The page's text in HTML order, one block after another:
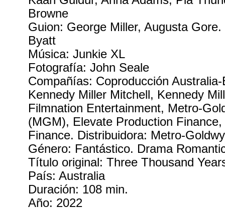
Browne
Guion: George Miller, Augusta
Byatt
Música: Junkie XL
Fotografía: John Seale
Compañías: Coproducción
Kennedy Miller Mitchell, Kennedy
Filmnation Entertainment, Metro-
(MGM), Elevate Production
Finance. Distribuidora: Metro-
Género: Fantástico. Drama
Título original: Three Thousand
País: Australia
Duración: 108 min.
Año: 2022